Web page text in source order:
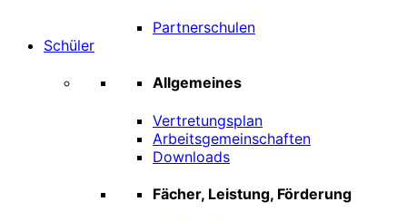
Partnerschulen
Schüler
Allgemeines
Vertretungsplan
Arbeitsgemeinschaften
Downloads
Fächer, Leistung, Förderung